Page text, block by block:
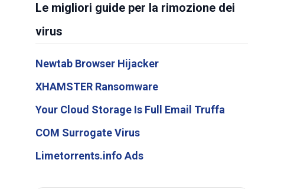
Le migliori guide per la rimozione dei
virus
Newtab Browser Hijacker
XHAMSTER Ransomware
Your Cloud Storage Is Full Email Truffa
COM Surrogate Virus
Limetorrents.info Ads